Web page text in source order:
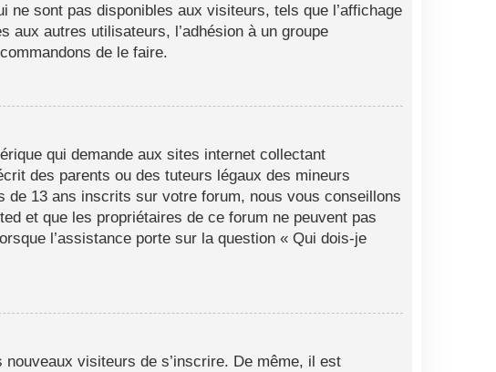
sont pas disponibles aux visiteurs, tels que l’affichage
aux autres utilisateurs, l’adhésion à un groupe
de le faire.
qui demande aux sites internet collectant
des parents ou des tuteurs légaux des mineurs
de 13 ans inscrits sur votre forum, nous vous conseillons
et que les propriétaires de ce forum ne peuvent pas
l’assistance porte sur la question « Qui dois-je
visiteurs de s’inscrire. De même, il est